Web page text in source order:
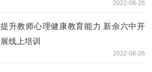
2022-08-26
提升教师心理健康教育能力 新余六中开
展线上培训
2022-08-26